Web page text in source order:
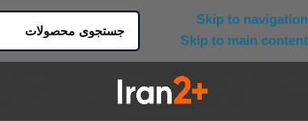
Skip to navigation
Skip to main content